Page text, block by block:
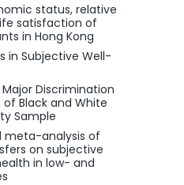
status, relative
satisfaction of
in Hong Kong
in Subjective Well-
Discrimination
Black and White
Sample
meta-analysis of
on subjective
in low- and